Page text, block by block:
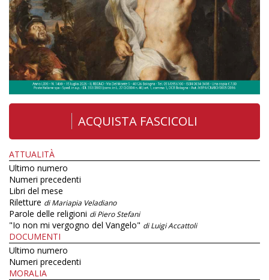
ACQUISTA FASCICOLI
ATTUALITÀ
Ultimo numero
Numeri precedenti
Libri del mese
Riletture di Mariapia Veladiano
Parole delle religioni di Piero Stefani
"Io non mi vergogno del Vangelo" di Luigi Accattoli
DOCUMENTI
Ultimo numero
Numeri precedenti
MORALIA